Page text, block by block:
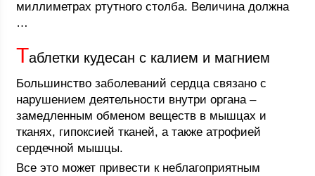
миллиметрах ртутного столба. Величина должна
…
Таблетки кудесан с калием и магнием
Большинство заболеваний сердца связано с
нарушением деятельности внутри органа –
замедленным обменом веществ в мышцах и
тканях, гипоксией тканей, а также атрофией
сердечной мышцы.
Все это может привести к неблагоприятным